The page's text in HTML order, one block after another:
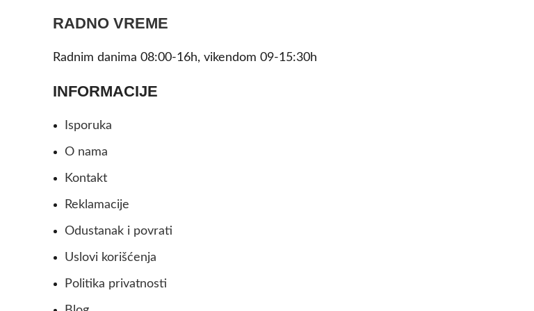
RADNO VREME
Radnim danima 08:00-16h, vikendom 09-15:30h
INFORMACIJE
Isporuka
O nama
Kontakt
Reklamacije
Odustanak i povrati
Uslovi korišćenja
Politika privatnosti